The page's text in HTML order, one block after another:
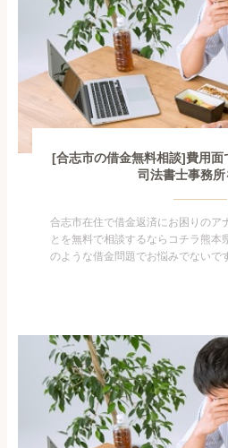
[合志市の借金無料相談]費用面
司法書士事務
合志市在住で借金返済にお困りのア
とを無料で相談するならコチラ熊本
のような借金問題でお悩みでないで
られたくない・借金の催促、取り立
がありま...